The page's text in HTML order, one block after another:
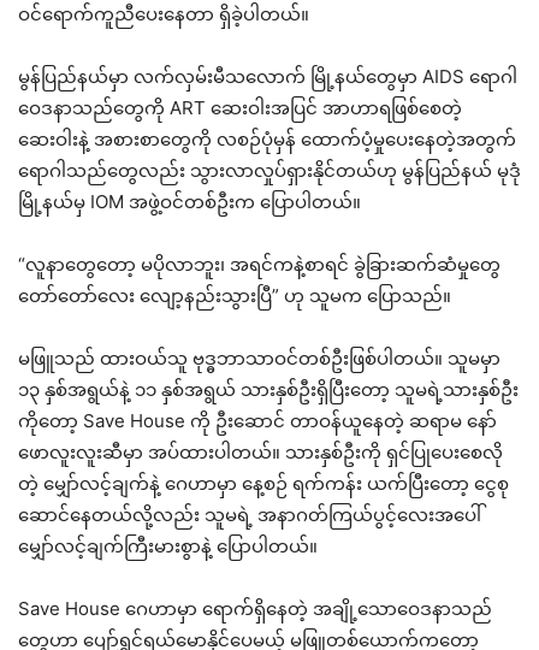
ဝင်ရောက်ကူညီပေးနေတာ ရှိခဲ့ပါတယ်။
မွန်ပြည်နယ်မှာ လက်လှမ်းမီသလောက် မြို့နယ်တွေမှာ AIDS ရောဂါ
ဝေဒနာသည်တွေကို ART ဆေးဝါးအပြင် အာဟာရဖြစ်စေတဲ့
ဆေးဝါးနဲ့ အစားစာတွေကို လစဉ်ပုံမှန် ထောက်ပံ့မှုပေးနေတဲ့အတွက်
ရောဂါသည်တွေလည်း သွားလာလှုပ်ရှားနိုင်တယ်ဟု မွန်ပြည်နယ် မုဒုံ
မြို့နယ်မှ IOM အဖွဲ့ဝင်တစ်ဦးက ပြောပါတယ်။
“လူနာတွေတော့ မပိုလာဘူး၊ အရင်ကနဲ့စာရင် ခွဲခြားဆက်ဆံမှုတွေ
တော်တော်လေး လျော့နည်းသွားပြီ” ဟု သူမက ပြောသည်။
မဖြူသည် ထားဝယ်သူ ဗုဒ္ဓဘာသာဝင်တစ်ဦးဖြစ်ပါတယ်။ သူမမှာ
၁၃ နှစ်အရွယ်နဲ့ ၁၁ နှစ်အရွယ် သားနှစ်ဦးရှိပြီးတော့ သူမရဲ့သားနှစ်ဦး
ကိုတော့ Save House ကို ဦးဆောင် တာဝန်ယူနေတဲ့ ဆရာမ နော်
ဖောလူးလူးဆီမှာ အပ်ထားပါတယ်။ သားနှစ်ဦးကို ရှင်ပြုပေးစေလို
တဲ့ မျှော်လင့်ချက်နဲ့ ဂေဟာမှာ နေ့စဉ် ရက်ကန်း ယက်ပြီးတော့ ငွေစု
ဆောင်နေတယ်လို့လည်း သူမရဲ့ အနာဂတ်ကြယ်ပွင့်လေးအပေါ်
မျှော်လင့်ချက်ကြီးမားစွာနဲ့ ပြောပါတယ်။
Save House ဂေဟာမှာ ရောက်ရှိနေတဲ့ အချို့သောဝေဒနာသည်
တွေဟာ ပျော်ရွှင်ရယ်မောနိုင်ပေမယ့် မဖြူတစ်ယောက်ကတော့